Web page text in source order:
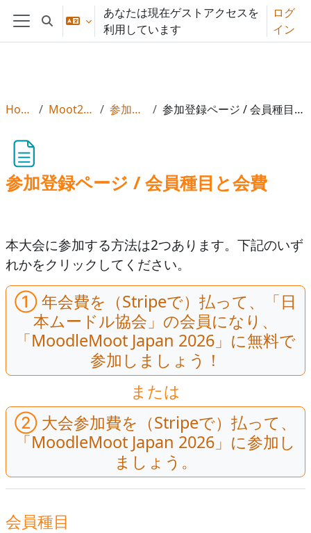
メインコンテンツへスキップする
サイドパネル
検索入力に切り替える
あなたは現在ゲストアクセスを
利用しています
ログ
イン
Home Moot2026 参加登録 参加登録ページ / 会員種目と会費
参加登録ページ / 会員種目と会費
本大会に参加する方法は2つあります。下記のいず
れかをクリックしてください。
①年会費を（Stripeで）払って、「日
本ムードル協会」の会員になり、
「MoodleMoot Japan 2026」に無料で
参加しましょう！
または
② 大会参加費を（Stripeで）払って、
「MoodleMoot Japan 2026」に参加し
ましょう。
会員種目